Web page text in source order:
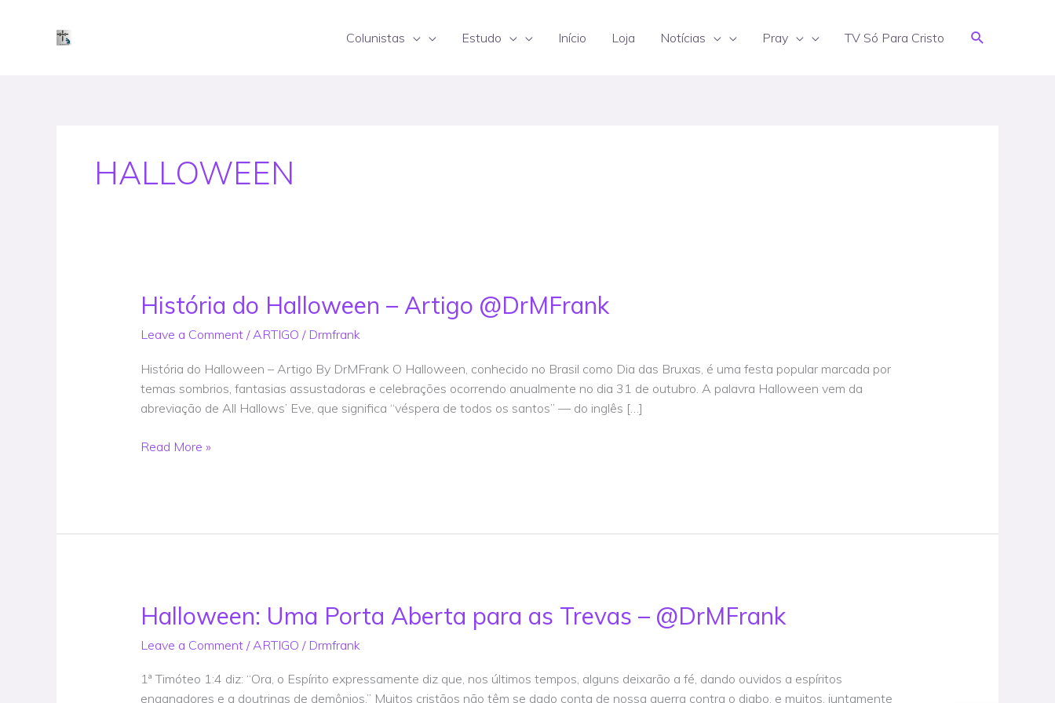
Colunistas Estudo Início Loja Notícias Pray TV Só Para Cristo Search
HALLOWEEN
História do Halloween – Artigo @DrMFrank
Leave a Comment /ARTIGO / Drmfrank
História do Halloween – Artigo By DrMFrank O Halloween, conhecido no Brasil como Dia das Bruxas, é uma festa popular marcada por
temas sombrios, fantasias assustadoras e celebrações ocorrendo anualmente no dia 31 de outubro. A palavra Halloween vem da
abreviação de All Hallows’ Eve, que significa “véspera de todos os santos” — do inglês […]
História
do
Halloween
Artigo
@DrMFrank
Read More »
Halloween: Uma Porta Aberta para as Trevas – @DrMFrank
Leave a Comment /ARTIGO / Drmfrank
1ª Timóteo 1:4 diz: “Ora, o Espírito expressamente diz que, nos últimos tempos, alguns deixarão a fé, dando ouvidos a espíritos
enganadores e a doutrinas de demônios,” Muitos cristãos não têm se dado conta de nossa guerra contra o diabo, e muitos, juntamente
Halloween:
Uma
Porta
para